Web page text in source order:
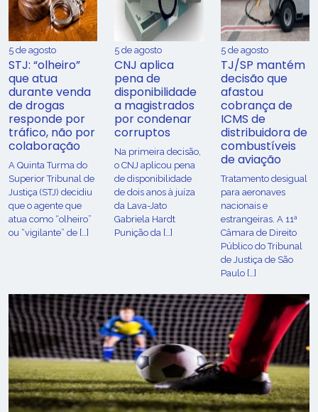
5 de agosto
STJ: “olheiro”
que atua
durante venda
de drogas
responde por
tráfico, não por
colaboração
A Quinta Turma do
Superior Tribunal de
Justiça (STJ) decidiu
que o agente que
atua como “olheiro”
ou “vigilante” de […]
5 de agosto
CNJ aplica
pena de
disponibilidade
a magistrados
por condenar
corruptos
Na primeira decisão,
o CNJ aplicou pena
de disponibilidade
de dois anos à juíza
da Lava-Jato
Gabriela Hardt
Punição da […]
5 de agosto
TJ/SP mantém
decisão que
afastou
cobrança de
ICMS de
distribuidora de
combustíveis
de aviação
Tratamento desigual
para aeronaves
nacionais e
estrangeiras. A 11ª
Câmara de Direito
Público do Tribunal
de Justiça de São
Paulo […]